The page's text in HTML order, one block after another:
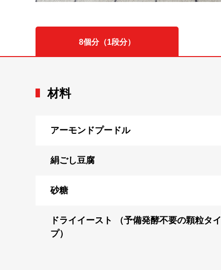
8個分（1段分）
材料
アーモンドプードル
絹ごし豆腐
砂糖
ドライイースト （予備発酵不要の顆粒タイ
プ）